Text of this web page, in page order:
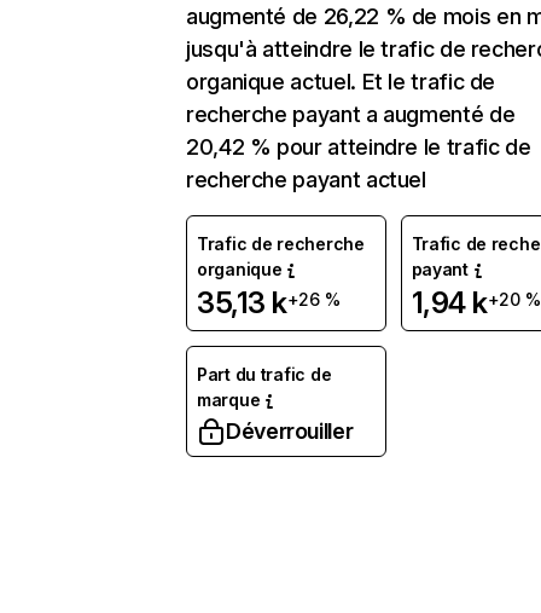
augmenté de 26,22 % de mois en
jusqu'à atteindre le trafic de
organique actuel. Et le trafic de
recherche payant a augmenté de
20,42 % pour atteindre le trafic de
recherche payant actuel
Trafic de recherche
organique
35,13 k+26 %
Trafic de
payant
1,94 k+20 %
Part du trafic de
marque
Déverrouiller